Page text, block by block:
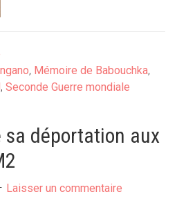
, Mémoire de Babouchka,
, Seconde Guerre mondiale
sa déportation aux
Laisser un commentaire